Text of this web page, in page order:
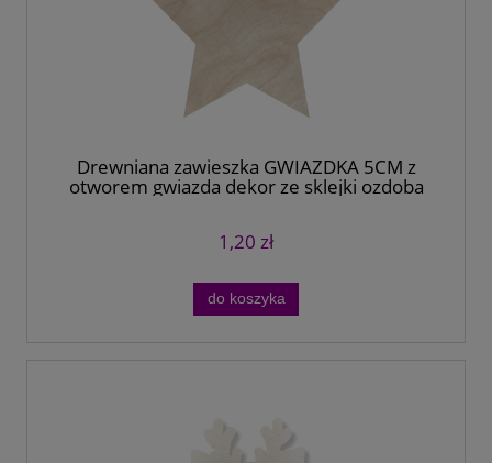
Drewniana zawieszka GWIAZDKA 5CM z
otworem gwiazda dekor ze sklejki ozdoba
1,20 zł
do koszyka